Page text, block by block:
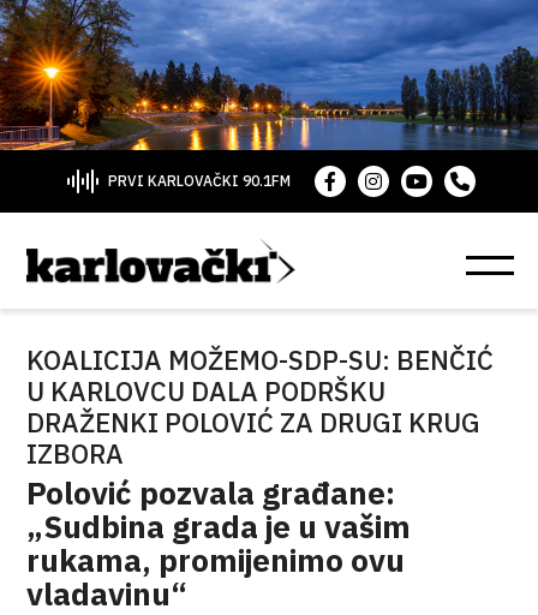
PRVI KARLOVAČKI 90.1FM
KOALICIJA MOŽEMO-SDP-SU: BENČIĆ
U KARLOVCU DALA PODRŠKU
DRAŽENKI POLOVIĆ ZA DRUGI KRUG
IZBORA
Polović pozvala građane:
„Sudbina grada je u vašim
rukama, promijenimo ovu
vladavinu“